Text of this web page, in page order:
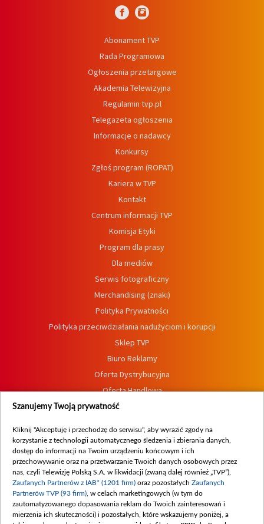
Abonament TVP
Rada Programowa
Ogłoszenia przetargowe
Akademia Telewizyjna
Regulamin tvp.pl
Telegazeta ogłoszenia
Informacje o nadawcy
Konkursy
Zgłoś program (ROPAT)
Kariera w TVP
Kontakt
Centrum informacji TVP
Komisja Etyki
Program dla prasy
Dla mediów
Serwis fotograficzny
Merchandising (znaki)
Polityka Prywatności
Polityka przeciwdziałania nadużyciom i korupcji
Sklep TVP
Biuro Reklamy
Oferta Dystrybucyjna
Oferta Handlowa
Dostępność
Procedura zgłoszeń wewnętrznych
Szanujemy Twoją prywatność
Kliknij "Akceptuję i przechodzę do serwisu", aby wyrazić zgody na
korzystanie z technologii automatycznego śledzenia i zbierania danych,
dostęp do informacji na Twoim urządzeniu końcowym i ich
przechowywanie oraz na przetwarzanie Twoich danych osobowych przez
nas, czyli Telewizję Polską S.A. w likwidacji (zwaną dalej również „TVP”),
Zaufanych Partnerów z IAB* (1201 firm) oraz pozostałych Zaufanych
Partnerów TVP (93 firm) , w celach marketingowych (w tym do
zautomatyzowanego dopasowania reklam do Twoich zainteresowań i
mierzenia ich skuteczności) i pozostałych, które wskazujemy poniżej, a